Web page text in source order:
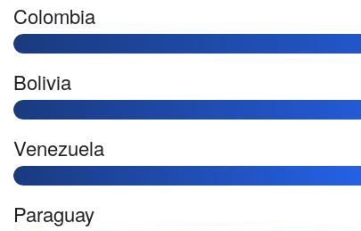
Colombia
Bolivia
Venezuela
Paraguay